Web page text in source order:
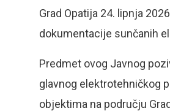
Grad Opatija 24. lipnja
dokumentacije sunčanih
Predmet ovog Javnog
glavnog elektrotehničkog
objektima na području